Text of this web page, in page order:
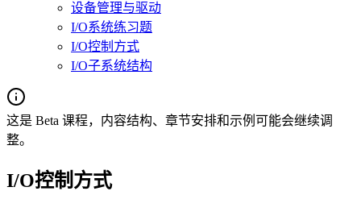
设备管理与驱动
I/O系统练习题
I/O控制方式
I/O子系统结构
这是 Beta 课程，内容结构、章节安排和示例可能会继续调
整。
I/O控制方式